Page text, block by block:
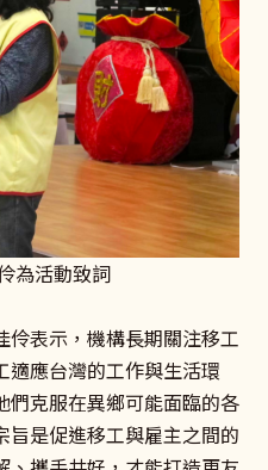
為活動致詞
表示，機構長期關注移工
適應台灣的工作與生活環
們克服在異鄉可能面臨的各
是促進移工與雇主之間的